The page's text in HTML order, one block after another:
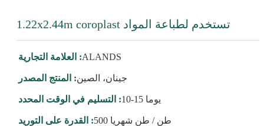
1.22x2.44m coroplast تستخدم لطباعة المواد
العلامة التجارية :ALANDS
المنتج المصدر :جينان، الصين
التسليم في الوقت المحدد : 10-15 يوما
القدرة على التوريد : 500 طن / طن شهريا